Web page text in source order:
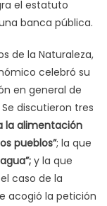
el estatuto
banca pública.
de la Naturaleza,
celebró su
en general de
discutieron tres
la alimentación
pueblos”; la que
y la que
caso de la
acogió la petición